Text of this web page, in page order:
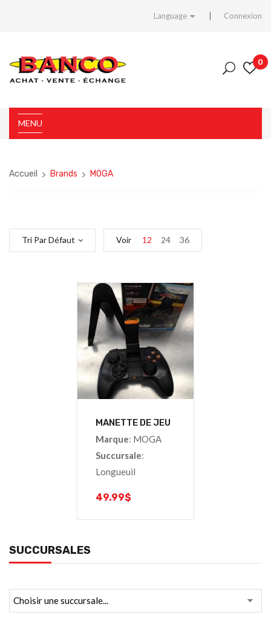
Language Connexion
0
MENU
Accueil Brands MOGA
SUCCURSALES
Tri Par Défaut Voir 12 24 36
MANETTE DE JEU
Marque: MOGA
Succursale:
Longueuil
49.99$